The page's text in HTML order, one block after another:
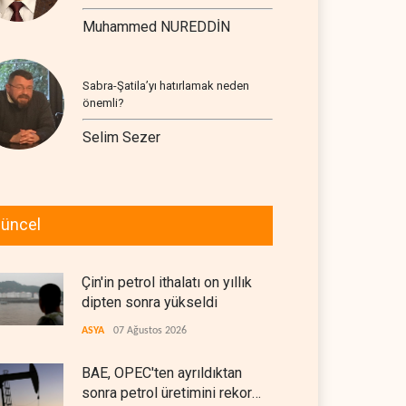
Muhammed NUREDDİN
Sabra-Şatila’yı hatırlamak neden
önemli?
Selim Sezer
Çin'in petrol ithalatı on yıllık
dipten sonra yükseldi
ASYA 07 Ağustos 2026
BAE, OPEC'ten ayrıldıktan
sonra petrol üretimini rekor